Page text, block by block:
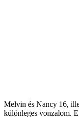
Melvin és Nancy 16,
különleges vonzalom.